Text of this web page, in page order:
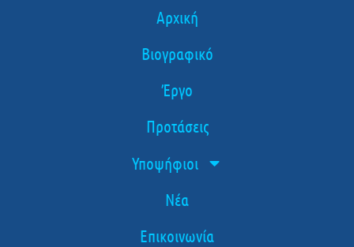
Αρχική
Βιογραφικό
Έργο
Προτάσεις
Υποψήφιοι
Νέα
Επικοινωνία